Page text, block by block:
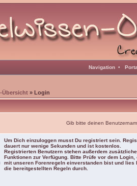
Navigation •
Übersicht » Login
Gib bitte deinen
Um Dich einzuloggen musst Du registriert sein.
dauert nur wenige Sekunden und ist kostenlos.
Registrierten Benutzern stehen außerdem zusätzliche
Funktionen zur Verfügung. Bitte Prüfe vor dem Login,
mit unseren Forenregeln einverstanden bist und lies
die bereitgestellten Regeln durch.